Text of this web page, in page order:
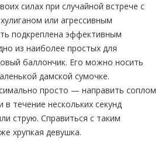
силах при случайной встрече с
или агрессивным
подкреплена эффективным
из наиболее простых для
баллончик. Его можно носить
дамской сумочке.
просто — направить соплом
течение нескольких секунд
струю. Справиться с таким
хрупкая девушка.